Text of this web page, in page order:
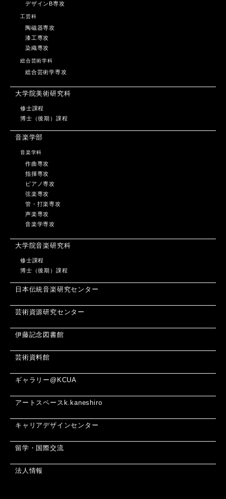
デザインB専攻
工芸科
陶磁器専攻
漆工専攻
染織専攻
総合芸術学科
総合芸術学専攻
大学院美術研究科
修士課程
博士（後期）課程
音楽学部
音楽学科
作曲専攻
指揮専攻
ピアノ専攻
弦楽専攻
管・打楽専攻
声楽専攻
音楽学専攻
大学院音楽研究科
修士課程
博士（後期）課程
日本伝統音楽研究センター
芸術資源研究センター
伊藤記念図書館
芸術資料館
ギャラリー@KCUA
アートスペースk.kaneshiro
キャリアデザインセンター
留学・国際交流
法人情報